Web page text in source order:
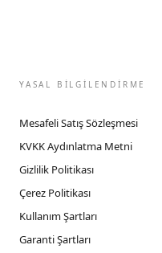
YASAL BİLGİLENDİRME
Mesafeli Satış Sözleşmesi
KVKK Aydınlatma Metni
Gizlilik Politikası
Çerez Politikası
Kullanım Şartları
Garanti Şartları